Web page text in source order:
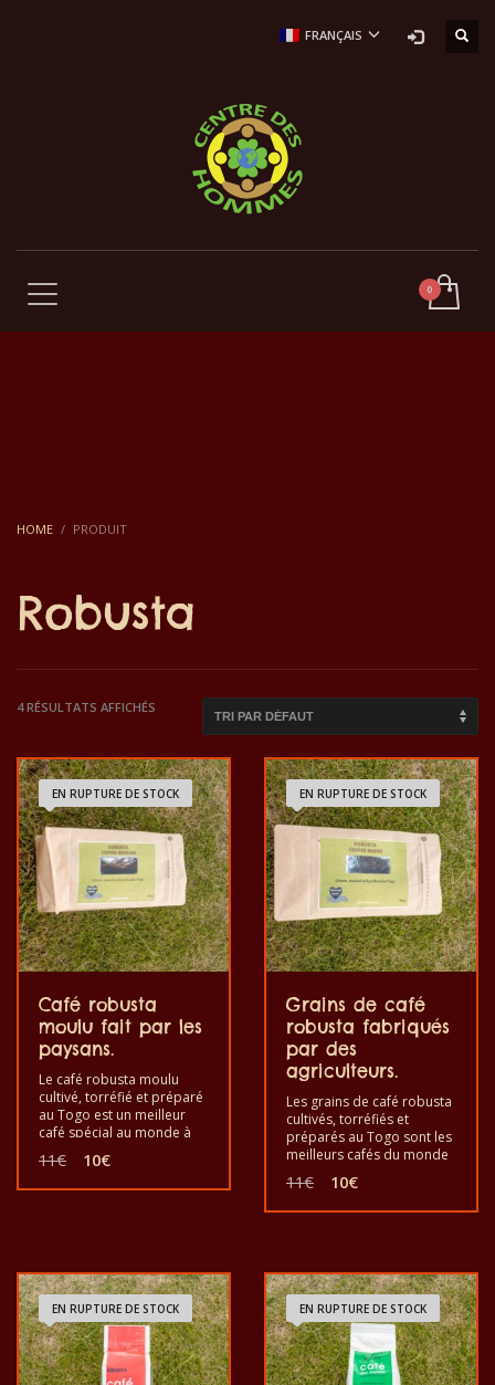
FRANÇAIS
HOME PRODUIT
Robusta
4 RÉSULTATS AFFICHÉS
EN RUPTURE DE STOCK
Café robusta
moulu fait par les
paysans.
Le café robusta moulu
cultivé, torréfié et préparé
au Togo est un meilleur
café spécial au monde à
pour le plaisir et la bonne
santé. Bon à goûter
11€ Le
initial
10€Le
actuel
EN RUPTURE DE STOCK
Grains de café
robusta fabriqués
par des
agriculteurs.
Les grains de café robusta
cultivés, torréfiés et
préparés au Togo sont les
meilleurs cafés du monde
est bon de goûter les
grains de café exotiques
11€ Le
initial
10€Le
actuel
EN RUPTURE DE STOCK EN RUPTURE DE STOCK